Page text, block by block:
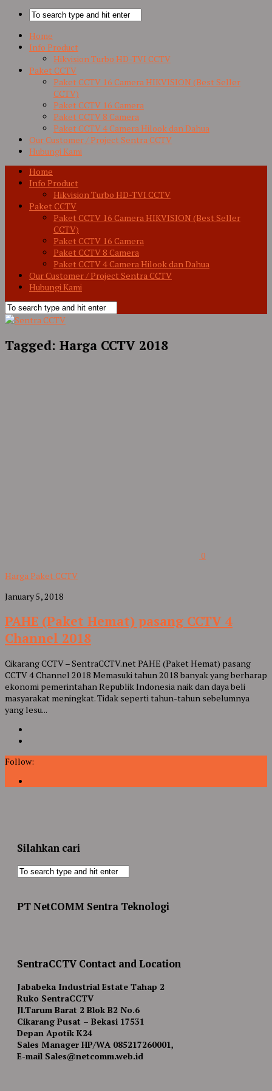
Home
Info Product
Hikvision Turbo HD-TVI CCTV
Paket CCTV
Paket CCTV 16 Camera HIKVISION (Best Seller
CCTV)
Paket CCTV 16 Camera
Paket CCTV 8 Camera
Paket CCTV 4 Camera Hilook dan Dahua
Our Customer / Project Sentra CCTV
Hubungi Kami
Home
Info Product
Hikvision Turbo HD-TVI CCTV
Paket CCTV
Paket CCTV 16 Camera HIKVISION (Best Seller
CCTV)
Paket CCTV 16 Camera
Paket CCTV 8 Camera
Paket CCTV 4 Camera Hilook dan Dahua
Our Customer / Project Sentra CCTV
Hubungi Kami
Tagged: Harga CCTV 2018
0
Harga Paket CCTV
January 5, 2018
PAHE (Paket Hemat) pasang CCTV 4
Channel 2018
Cikarang CCTV – SentraCCTV.net PAHE (Paket Hemat) pasang
CCTV 4 Channel 2018 Memasuki tahun 2018 banyak yang berharap
ekonomi pemerintahan Republik Indonesia naik dan daya beli
masyarakat meningkat. Tidak seperti tahun-tahun sebelumnya
yang lesu...
Follow:
Silahkan cari
PT NetCOMM Sentra Teknologi
SentraCCTV Contact and Location
Jababeka Industrial Estate Tahap 2
Ruko SentraCCTV
Jl.Tarum Barat 2 Blok B2 No.6
Cikarang Pusat – Bekasi 17531
Depan Apotik K24
Sales Manager HP/WA 085217260001,
E-mail Sales@netcomm.web.id